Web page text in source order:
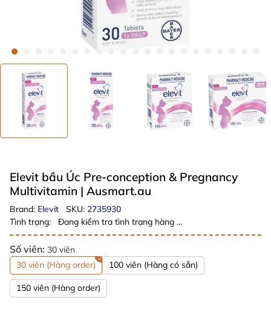
Elevit bầu Úc Pre-conception & Pregnancy
Multivitamin | Ausmart.au
Brand: Elevit SKU: 2735930
Tình trạng:
Đang kiểm tra tình trạng hàng ...
Số viên: 30 viên
30 viên (Hàng order)
100 viên (Hàng có sẵn)
150 viên (Hàng order)